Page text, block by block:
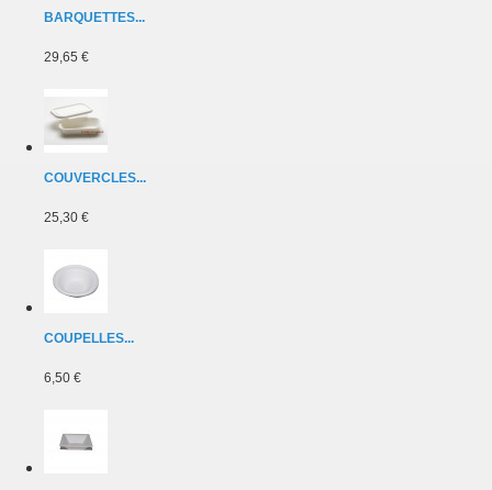
BARQUETTES...
29,65 €
COUVERCLES...
25,30 €
COUPELLES...
6,50 €